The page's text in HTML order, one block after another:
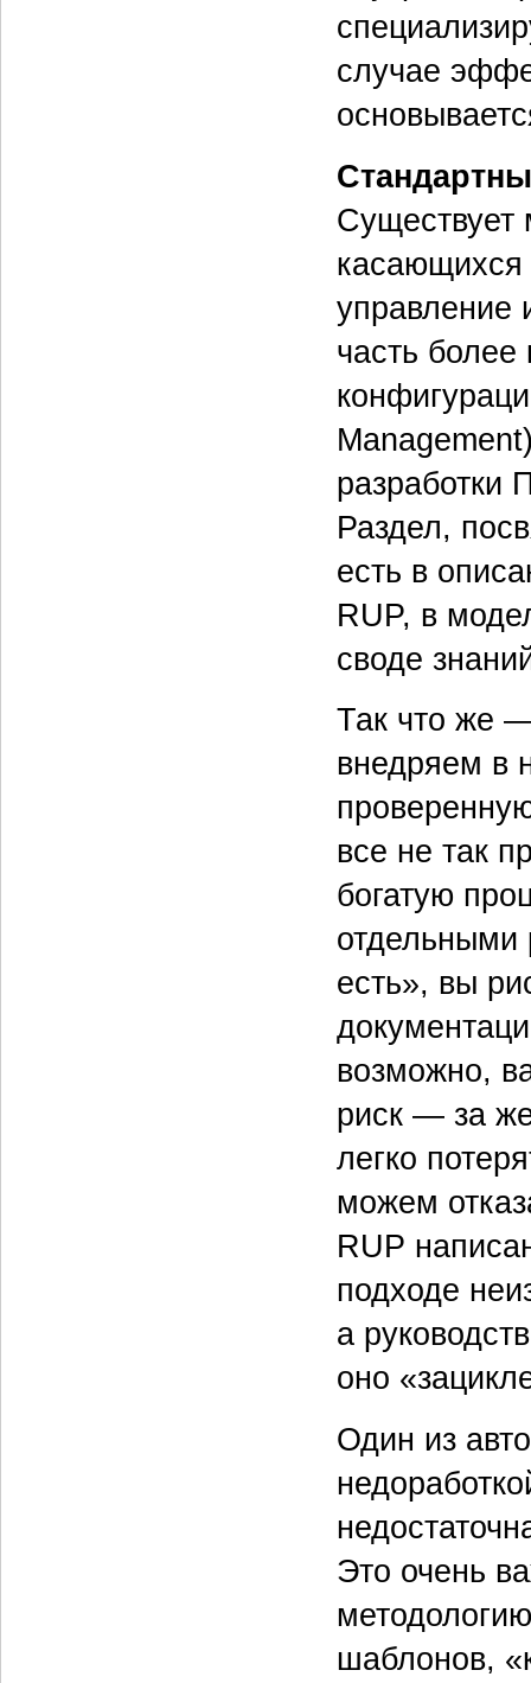
случае
Существует
управление
часть
разработки
Раздел,
есть в
RUP, в
своде
Так что же
внедряем в
все не так
богатую
отдельными
есть», вы
возможно,
риск — за
легко
можем
RUP
подходе
а
оно
Один из
Это очень
шаблонов,